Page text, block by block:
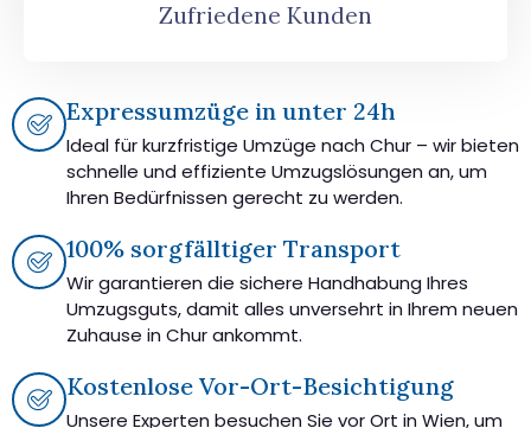
Zufriedene Kunden
Expressumzüge in unter 24h
Ideal für kurzfristige Umzüge nach Chur – wir bieten
schnelle und effiziente Umzugslösungen an, um
Ihren Bedürfnissen gerecht zu werden.
100% sorgfälltiger Transport
Wir garantieren die sichere Handhabung Ihres
Umzugsguts, damit alles unversehrt in Ihrem neuen
Zuhause in Chur ankommt.
Kostenlose Vor-Ort-Besichtigung
Unsere Experten besuchen Sie vor Ort in Wien, um